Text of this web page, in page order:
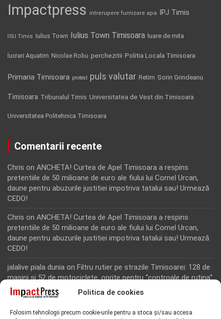
Politica de cookies
Folosim tehnologii precum cookie-urile pentru a stoca și/sau accesa
Impactpress intrerupere furnizare apa IPJ Timis
ISU Timis Iulius Town Iulius Town Timisoara luare de mita
lucrari Aquatim Nicolae Robu perchezitii Politia Locala Timisoara
Primaria Timisoara protest puls valutar Retim Sorin Grindeanu
Timisoara Tribunalul Timis Universitatea de Vest din Timisoara
Universitatea Politehnica Timisoara
Comentarii recente
Chris on ANCHETA! Curtea de Apel Timisoara a respins
pretentiile de 50 milioane de euro ale fiului lui Cornel Urcan,
daune pentru abuzurile justitiei impotriva tatalui sau! Urmează
CEDO!
Chris on ANCHETA! Curtea de Apel Timisoara a respins
pretentiile de 50 milioane de euro ale fiului lui Cornel Urcan,
daune pentru abuzurile justitiei impotriva tatalui sau! Urmează
CEDO!
jalalive piala dunia on Filtru rutier pe strazile Timisoarei: 128 de
masini si 52 de motociclete, oprite pentru “controale de rutina”
Rodion Camatoritul on Inca un martor din dosarul fraudei cu
“Toti martorii hartuiti au facut plangere penala pentru